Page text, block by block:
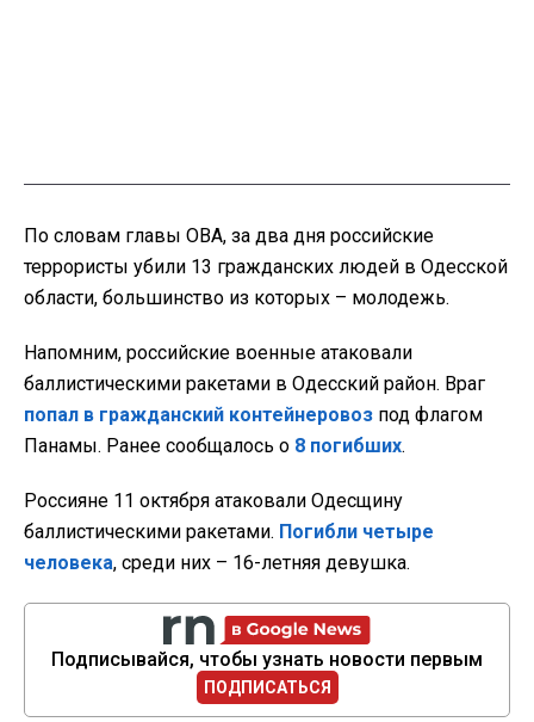
По словам главы ОВА, за два дня российские
террористы убили 13 гражданских людей в Одесской
области, большинство из которых – молодежь.
Напомним, российские военные атаковали
баллистическими ракетами в Одесский район. Враг
попал в гражданский контейнеровоз под флагом
Панамы. Ранее сообщалось о 8 погибших.
Россияне 11 октября атаковали Одесщину
баллистическими ракетами. Погибли четыре
человека, среди них – 16-летняя девушка.
Подписывайся, чтобы узнать новости первым
ПОДПИСАТЬСЯ